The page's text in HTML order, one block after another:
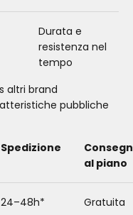
Durata e
resistenza nel
tempo
altri brand
pubbliche
Spedizione
al piano
24–48h* Gratuita